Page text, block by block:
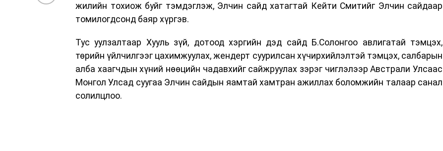
жилийн тохиож буйг тэмдэглэж, Элчин сайд хатагтай Кейти Смитийг Элчин сайдаар
томилогдсонд баяр хүргэв.
Тус уулзалтаар Хууль зүй, дотоод хэргийн дэд сайд Б.Солонгоо авлигатай тэмцэх,
төрийн үйлчилгээг цахимжуулах, жендерт суурилсан хүчирхийлэлтэй тэмцэх, салбарын
алба хаагчдын хүний нөөцийн чадавхийг сайжруулах зэрэг чиглэлээр Австрали Улсаас
Монгол Улсад суугаа Элчин сайдын яамтай хамтран ажиллах боломжийн талаар санал
солилцлоо.